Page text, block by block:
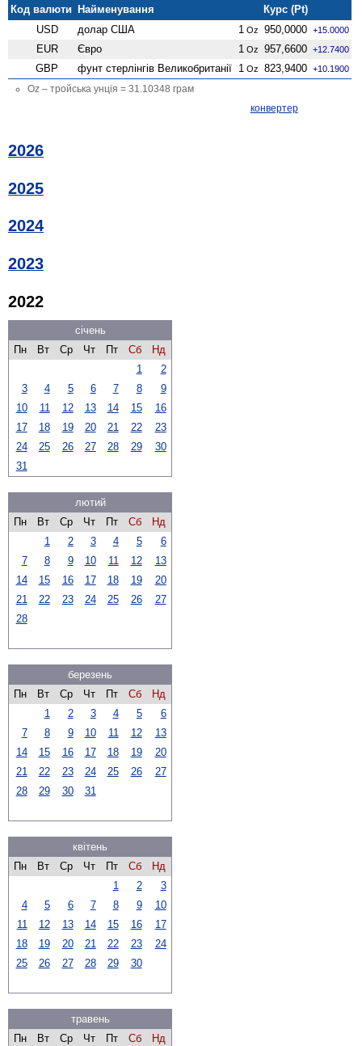
Код валюти Найменування
Курс (Pt)
USD
долар США 1 Oz 950,0000 +15.0000
EUR Євро 1 Oz 957,6600 +12.7400
GBP фунт стерлінгів Велико­британії 1 Oz 823,9400 +10.1900
Oz – тройська унція = 31.10348 грам
конвертер
2026
2025
2024
2023
2022
січень
Пн
Вт Ср Чт Пт Сб
Нд
1
2
3
4 5 6 7 8
9
10
11 12 13 14 15
16
17
18 19 20 21 22
23
24
25 26 27 28 29
30
31
лютий
Пн
Вт Ср Чт Пт Сб
Нд
1
2 3 4 5
6
7
8 9 10 11 12
13
14
15 16 17 18 19
20
21
22 23 24 25 26
27
28
березень
Пн
Вт Ср Чт Пт Сб
Нд
1
2 3 4 5
6
7
8 9 10 11 12
13
14
15 16 17 18 19
20
21
22 23 24 25 26
27
28
29 30 31
квітень
Пн
Вт Ср Чт Пт Сб
Нд
1
2
3
4
5 6 7 8 9
10
11
12 13 14 15 16
17
18
19 20 21 22 23
24
25
26 27 28 29 30
травень
Пн
Вт Ср Чт Пт Сб
Нд